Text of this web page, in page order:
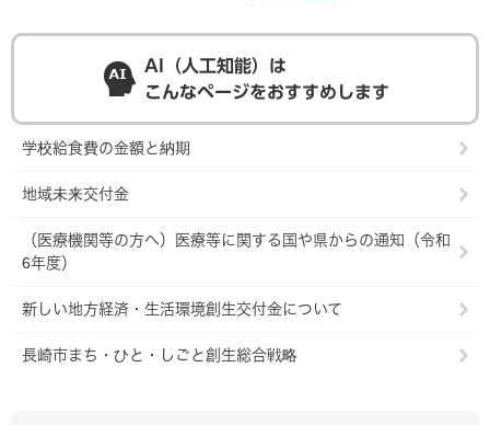
AI（人工知能）は
こんなページをおすすめします
学校給食費の金額と納期
地域未来交付金
（医療機関等の方へ）医療等に関する国や県からの通知（令和
6年度）
新しい地方経済・生活環境創生交付金について
長崎市まち・ひと・しごと創生総合戦略